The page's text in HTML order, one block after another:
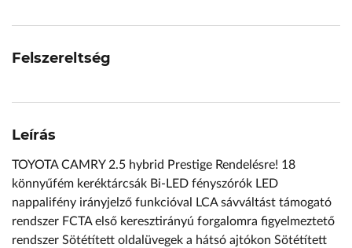
Felszereltség
Leírás
TOYOTA CAMRY 2.5 hybrid Prestige Rendelésre! 18
könnyűfém keréktárcsák Bi-LED fényszórók LED
nappalifény irányjelző funkcióval LCA sávváltást támogató
rendszer FCTA első keresztirányú forgalomra figyelmeztető
rendszer Sötétített oldalüvegek a hátsó ajtókon Sötétített